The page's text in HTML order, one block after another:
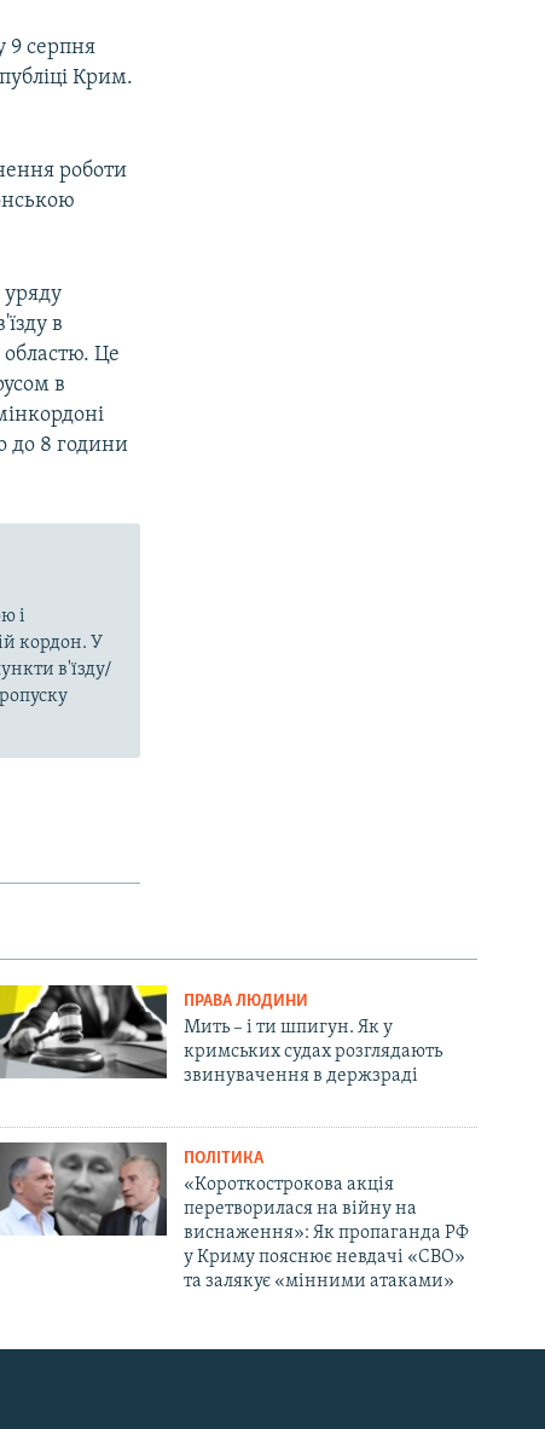
9 серпня
Крим.
роботи
в
Це
в
до 8 години
і
кордон. У
в'їзду/
ПРАВА ЛЮДИНИ
Мить – і ти шпигун. Як у
кримських судах розглядають
звинувачення в держзраді
ПОЛІТИКА
«Короткострокова акція
перетворилася на війну на
виснаження»: Як пропаганда РФ
у Криму пояснює невдачі «СВО»
та залякує «мінними атаками»